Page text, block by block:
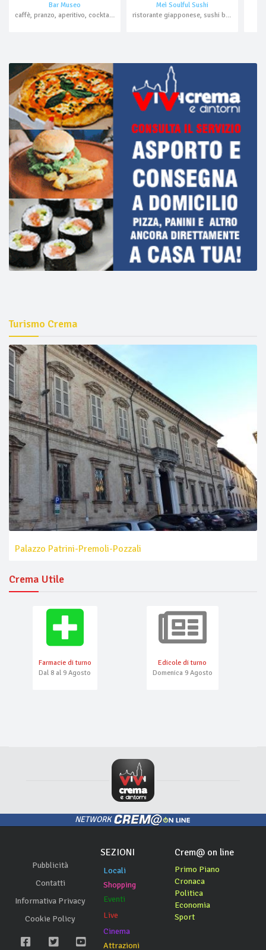
Bar Museo
caffè, pranzo, aperitivo, cocktail bar
Meì Soulful Sushi
ristorante giapponese, sushi bar, aperitivo, cocktail bar, asporto, domicilio
Turismo Crema
Palazzo Patrini-Premoli-Pozzali
Crema Utile
Farmacie di turno
Dal 8 al 9 Agosto
Edicole di turno
Domenica 9 Agosto
NETWORK
Pubblicità
Contatti
Informativa Privacy
Cookie Policy
SEZIONI
Locali
Shopping
Eventi
Live
Cinema
Attrazioni
Crem@ on line
Primo Piano
Cronaca
Politica
Economia
Sport